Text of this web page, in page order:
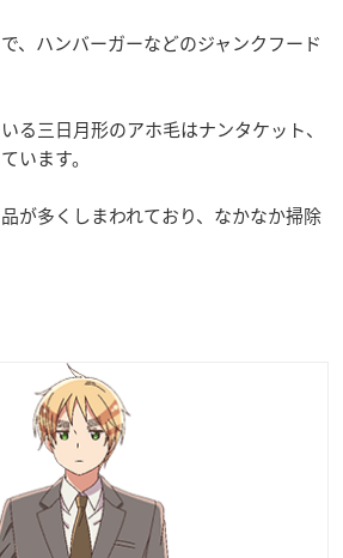
、ハンバーガーなどのジャンクフード
る三日月形のアホ毛はナンタケット、
います。
が多くしまわれており、なかなか掃除